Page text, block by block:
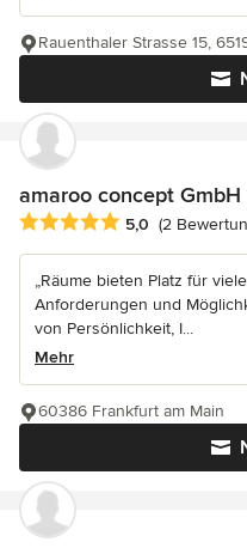
Rauenthaler Strasse 15,
amaroo concept GmbH
Durchschnittliche
5,0 (2
„Räume bieten Platz für
Anforderungen und
von Persönlichkeit, I...
Mehr
60386 Frankfurt am Main